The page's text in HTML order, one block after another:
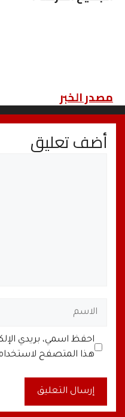
مصدر الخبر
أضف تعليق
الاسم
البريد
الإلكتروني
الموقع
الإلكتروني
احفظ اسمي، بريدي
هذا المتصفح